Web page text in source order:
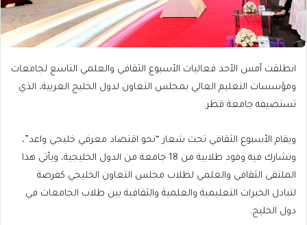
انطلقت أمس الأحد فعاليات الأسبوع الثقافي والعلمي التاسع لجامعات
ومؤسسات التعليم العالي بمجلس التعاون لدول الخليج العربية، الذي
تستضيفه جامعة قطر.
ويقام الأسبوع الثقافي تحت شعار “نحو اقتصاد معرفي خليجي واعد”،
وتشارك فيه وفود طلابية من 18 جامعة من الدول الخليجية، ويأتي هذا
الملتقى الثقافي والعلمي لطلاب مجلس التعاون الخليجي كفرصة
لتبادل الخبرات التعليمية والعلمية والثقافية بين طلاب الجامعات في
دول الخليج.